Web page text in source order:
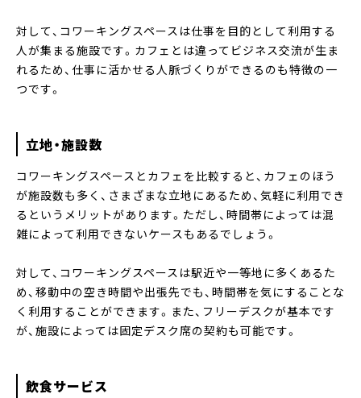
対して、コワーキングスペースは仕事を目的として利用する
人が集まる施設です。カフェとは違ってビジネス交流が生ま
れるため、仕事に活かせる人脈づくりができるのも特徴の一
つです。
立地・施設数
コワーキングスペースとカフェを比較すると、カフェのほう
が施設数も多く、さまざまな立地にあるため、気軽に利用でき
るというメリットがあります。ただし、時間帯によっては混
雑によって利用できないケースもあるでしょう。
対して、コワーキングスペースは駅近や一等地に多くあるた
め、移動中の空き時間や出張先でも、時間帯を気にすることな
く利用することができます。また、フリーデスクが基本です
が、施設によっては固定デスク席の契約も可能です。
飲食サービス